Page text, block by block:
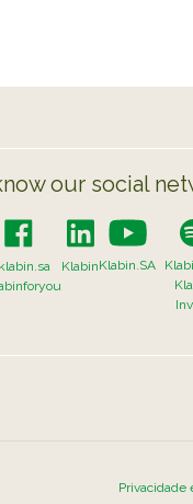
our social
KlabinKlabin.SA
Privacidade